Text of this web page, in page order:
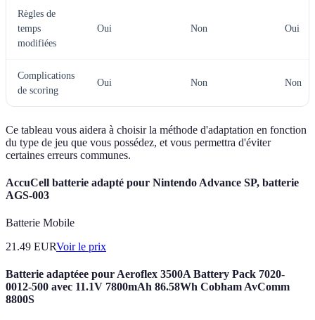
Règles de
temps
modifiées
Oui Non Oui
Complications
de scoring
Oui Non Non
Ce tableau vous aidera à choisir la méthode d'adaptation en fonction
du type de jeu que vous possédez, et vous permettra d'éviter
certaines erreurs communes.
AccuCell batterie adapté pour Nintendo Advance SP, batterie
AGS-003
Batterie Mobile
21.49 EURVoir le prix
Batterie adaptéee pour Aeroflex 3500A Battery Pack 7020-
0012-500 avec 11.1V 7800mAh 86.58Wh Cobham AvComm
8800S